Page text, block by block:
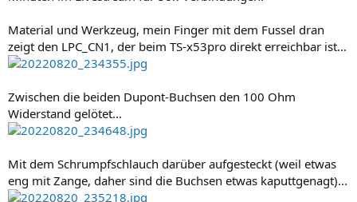
Material und Werkzeug, mein Finger mit dem Fussel dran
zeigt den LPC_CN1, der beim TS-x53pro direkt erreichbar ist...
Zwischen die beiden Dupont-Buchsen den 100 Ohm
Widerstand gelötet...
Mit dem Schrumpfschlauch darüber aufgesteckt (weil etwas
eng mit Zange, daher sind die Buchsen etwas kaputtgenagt)...